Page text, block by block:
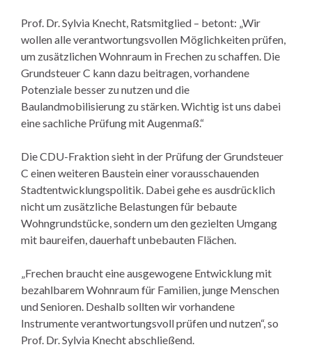
Prof. Dr. Sylvia Knecht, Ratsmitglied – betont: „Wir
wollen alle verantwortungsvollen Möglichkeiten prüfen,
um zusätzlichen Wohnraum in Frechen zu schaffen. Die
Grundsteuer C kann dazu beitragen, vorhandene
Potenziale besser zu nutzen und die
Baulandmobilisierung zu stärken. Wichtig ist uns dabei
eine sachliche Prüfung mit Augenmaß.“
Die CDU-Fraktion sieht in der Prüfung der Grundsteuer
C einen weiteren Baustein einer vorausschauenden
Stadtentwicklungspolitik. Dabei gehe es ausdrücklich
nicht um zusätzliche Belastungen für bebaute
Wohngrundstücke, sondern um den gezielten Umgang
mit baureifen, dauerhaft unbebauten Flächen.
„Frechen braucht eine ausgewogene Entwicklung mit
bezahlbarem Wohnraum für Familien, junge Menschen
und Senioren. Deshalb sollten wir vorhandene
Instrumente verantwortungsvoll prüfen und nutzen“, so
Prof. Dr. Sylvia Knecht abschließend.